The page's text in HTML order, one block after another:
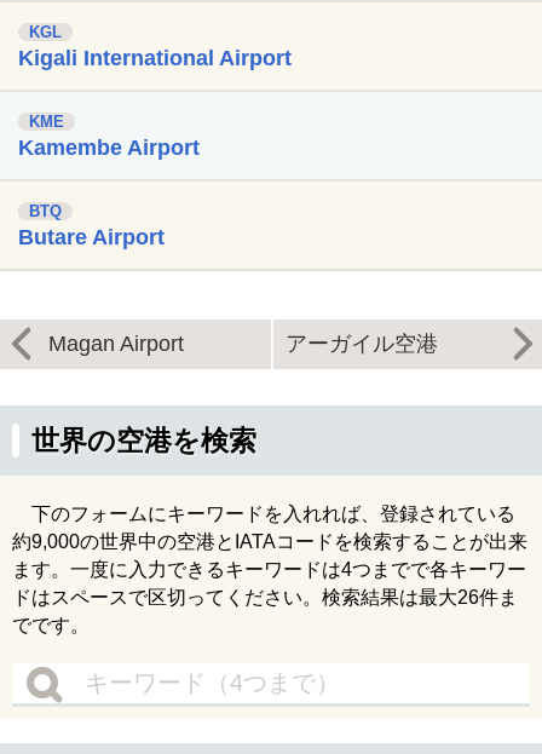
KGL
Kigali International Airport
KME
Kamembe Airport
BTQ
Butare Airport
Magan Airport アーガイル空港
世界の空港を検索
下のフォームにキーワードを入れれば、登録されている
約9,000の世界中の空港とIATAコードを検索することが出来
ます。一度に入力できるキーワードは4つまでで各キーワー
ドはスペースで区切ってください。検索結果は最大26件ま
でです。